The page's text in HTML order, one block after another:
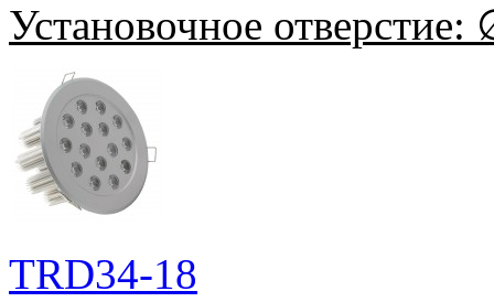
Установочное отверстие:
TRD34-18